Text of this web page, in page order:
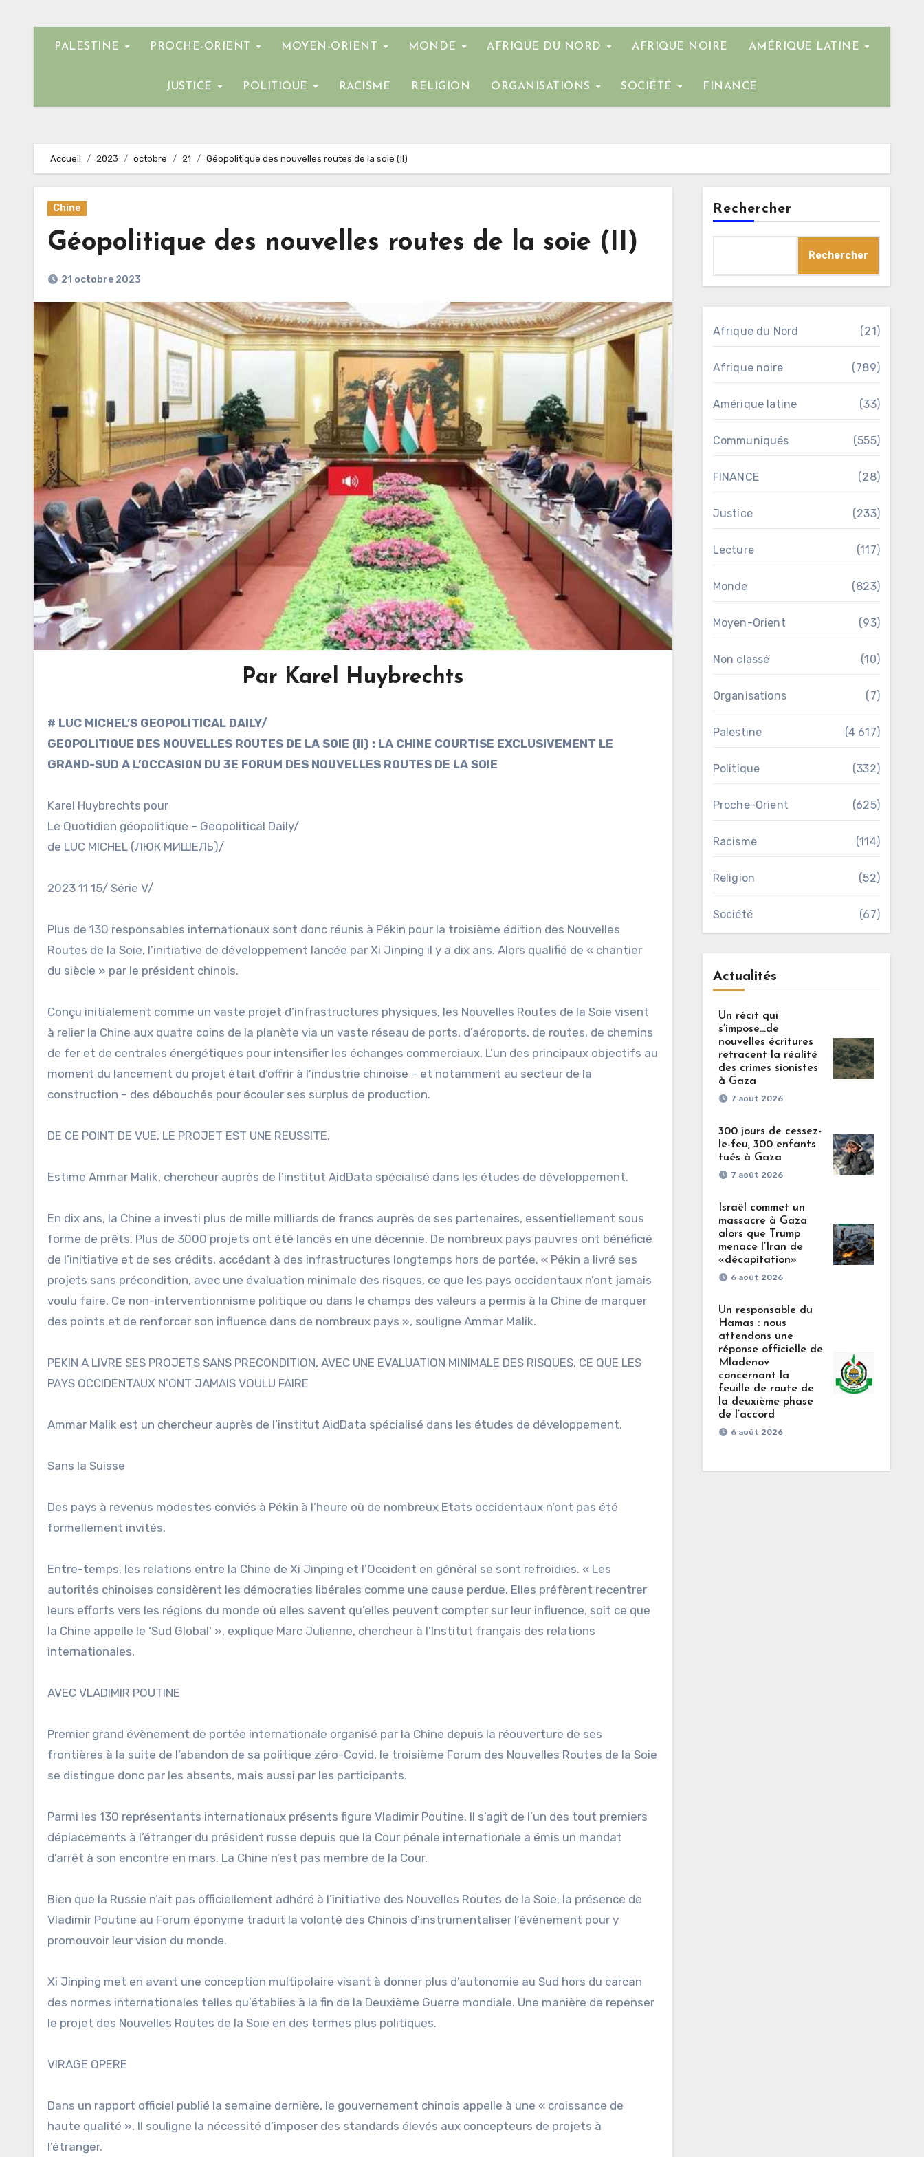
PALESTINE PROCHE-ORIENT MOYEN-ORIENT MONDE AFRIQUE DU NORD AFRIQUE NOIRE AMÉRIQUE LATINE
JUSTICE POLITIQUE RACISME RELIGION ORGANISATIONS SOCIÉTÉ FINANCE
Accueil 2023 octobre 21 Géopolitique des nouvelles routes de la soie (II)
Chine
Géopolitique des nouvelles routes de la soie (II)
21 octobre 2023
Par Karel Huybrechts
# LUC MICHEL’S GEOPOLITICAL DAILY/
GEOPOLITIQUE DES NOUVELLES ROUTES DE LA SOIE (II) : LA CHINE COURTISE EXCLUSIVEMENT LE
GRAND-SUD A L’OCCASION DU 3E FORUM DES NOUVELLES ROUTES DE LA SOIE
Karel Huybrechts pour
Le Quotidien géopolitique – Geopolitical Daily/
de LUC MICHEL (ЛЮК МИШЕЛЬ)/
2023 11 15/ Série V/
Plus de 130 responsables internationaux sont donc réunis à Pékin pour la troisième édition des Nouvelles
Routes de la Soie, l’initiative de développement lancée par Xi Jinping il y a dix ans. Alors qualifié de « chantier
du siècle » par le président chinois.
Conçu initialement comme un vaste projet d’infrastructures physiques, les Nouvelles Routes de la Soie visent
à relier la Chine aux quatre coins de la planète via un vaste réseau de ports, d’aéroports, de routes, de chemins
de fer et de centrales énergétiques pour intensifier les échanges commerciaux. L’un des principaux objectifs au
moment du lancement du projet était d’offrir à l’industrie chinoise – et notamment au secteur de la
construction – des débouchés pour écouler ses surplus de production.
DE CE POINT DE VUE, LE PROJET EST UNE REUSSITE,
Estime Ammar Malik, chercheur auprès de l’institut AidData spécialisé dans les études de développement.
En dix ans, la Chine a investi plus de mille milliards de francs auprès de ses partenaires, essentiellement sous
forme de prêts. Plus de 3000 projets ont été lancés en une décennie. De nombreux pays pauvres ont bénéficié
de l’initiative et de ses crédits, accédant à des infrastructures longtemps hors de portée. « Pékin a livré ses
projets sans précondition, avec une évaluation minimale des risques, ce que les pays occidentaux n’ont jamais
voulu faire. Ce non-interventionnisme politique ou dans le champs des valeurs a permis à la Chine de marquer
des points et de renforcer son influence dans de nombreux pays », souligne Ammar Malik.
PEKIN A LIVRE SES PROJETS SANS PRECONDITION, AVEC UNE EVALUATION MINIMALE DES RISQUES, CE QUE LES
PAYS OCCIDENTAUX N’ONT JAMAIS VOULU FAIRE
Ammar Malik est un chercheur auprès de l’institut AidData spécialisé dans les études de développement.
Sans la Suisse
Des pays à revenus modestes conviés à Pékin à l’heure où de nombreux Etats occidentaux n’ont pas été
formellement invités.
Entre-temps, les relations entre la Chine de Xi Jinping et l’Occident en général se sont refroidies. « Les
autorités chinoises considèrent les démocraties libérales comme une cause perdue. Elles préfèrent recentrer
leurs efforts vers les régions du monde où elles savent qu’elles peuvent compter sur leur influence, soit ce que
la Chine appelle le ‘Sud Global' », explique Marc Julienne, chercheur à l’Institut français des relations
internationales.
AVEC VLADIMIR POUTINE
Premier grand évènement de portée internationale organisé par la Chine depuis la réouverture de ses
frontières à la suite de l’abandon de sa politique zéro-Covid, le troisième Forum des Nouvelles Routes de la Soie
se distingue donc par les absents, mais aussi par les participants.
Parmi les 130 représentants internationaux présents figure Vladimir Poutine. Il s’agit de l’un des tout premiers
déplacements à l’étranger du président russe depuis que la Cour pénale internationale a émis un mandat
d’arrêt à son encontre en mars. La Chine n’est pas membre de la Cour.
Bien que la Russie n’ait pas officiellement adhéré à l’initiative des Nouvelles Routes de la Soie, la présence de
Vladimir Poutine au Forum éponyme traduit la volonté des Chinois d’instrumentaliser l’évènement pour y
promouvoir leur vision du monde.
Xi Jinping met en avant une conception multipolaire visant à donner plus d’autonomie au Sud hors du carcan
des normes internationales telles qu’établies à la fin de la Deuxième Guerre mondiale. Une manière de repenser
le projet des Nouvelles Routes de la Soie en des termes plus politiques.
VIRAGE OPERE
Dans un rapport officiel publié la semaine dernière, le gouvernement chinois appelle à une « croissance de
haute qualité ». Il souligne la nécessité d’imposer des standards élevés aux concepteurs de projets à
l’étranger.
Rechercher
Rechercher
Afrique du Nord (21)
Afrique noire (789)
Amérique latine (33)
Communiqués (555)
FINANCE (28)
Justice (233)
Lecture (117)
Monde (823)
Moyen-Orient (93)
Non classé (10)
Organisations (7)
Palestine (4 617)
Politique (332)
Proche-Orient (625)
Racisme (114)
Religion (52)
Société (67)
Actualités
Un récit qui
s’impose…de
nouvelles écritures
retracent la réalité
des crimes sionistes
à Gaza
7 août 2026
300 jours de cessez-
le-feu, 300 enfants
tués à Gaza
7 août 2026
Israël commet un
massacre à Gaza
alors que Trump
menace l’Iran de
«décapitation»
6 août 2026
Un responsable du
Hamas : nous
attendons une
réponse officielle de
Mladenov
concernant la
feuille de route de
la deuxième phase
de l’accord
6 août 2026